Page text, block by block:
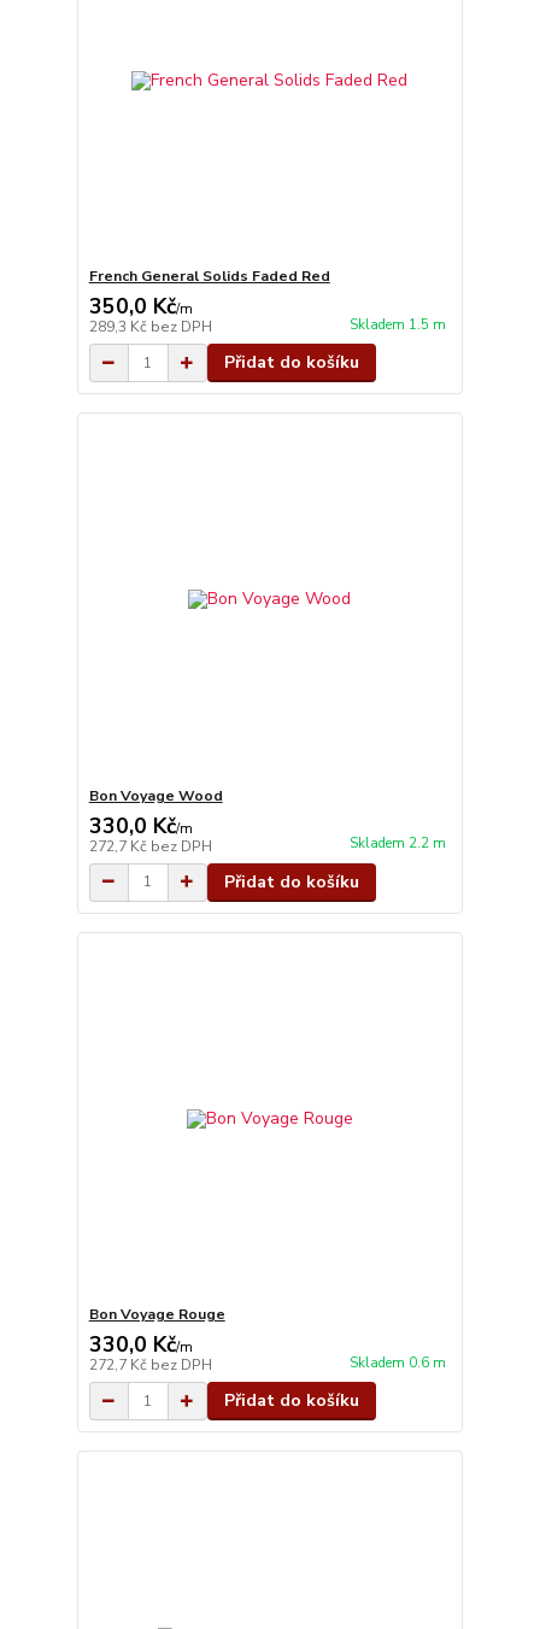
French General Solids Faded Red
350,0 Kč/m
289,3 Kč bez DPH Skladem 1.5 m
Přidat do košíku
Bon Voyage Wood
330,0 Kč/m
272,7 Kč bez DPH Skladem 2.2 m
Přidat do košíku
Bon Voyage Rouge
330,0 Kč/m
272,7 Kč bez DPH Skladem 0.6 m
Přidat do košíku